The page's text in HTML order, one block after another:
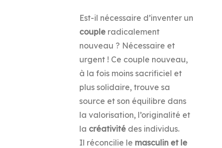
Est-il nécessaire d’inventer un
couple radicalement
nouveau ? Nécessaire et
urgent ! Ce couple nouveau,
à la fois moins sacrificiel et
plus solidaire, trouve sa
source et son équilibre dans
la valorisation, l’originalité et
la créativité des individus.
Il réconcilie le masculin et le